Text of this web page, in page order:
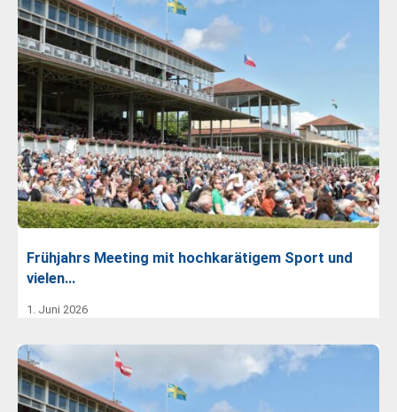
Frühjahrs Meeting mit hochkarätigem Sport und
vielen…
1. Juni 2026